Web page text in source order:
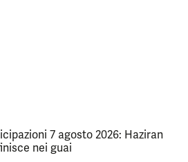
7 agosto 2026: Haziran
nei guai